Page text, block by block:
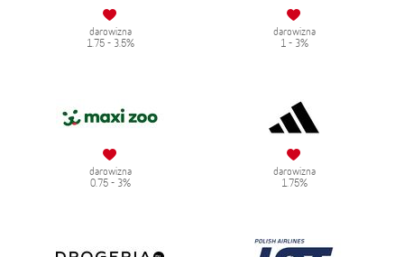
darowizna
1.75 - 3.5%
darowizna
1 - 3%
darowizna
0.75 - 3%
darowizna
1.75%